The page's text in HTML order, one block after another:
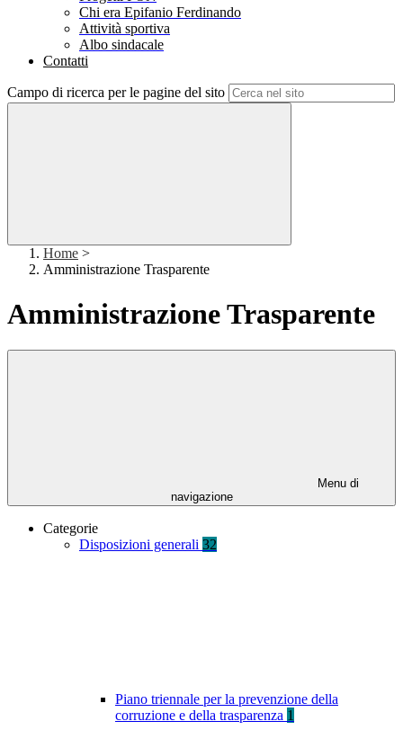
Chi era Epifanio Ferdinando
Attività sportiva
Albo sindacale
Contatti
Campo di ricerca per le pagine del sito
Home >
Amministrazione Trasparente
Amministrazione Trasparente
Menu di
navigazione
Categorie
Disposizioni generali 32
Piano triennale per la prevenzione della
corruzione e della trasparenza 1